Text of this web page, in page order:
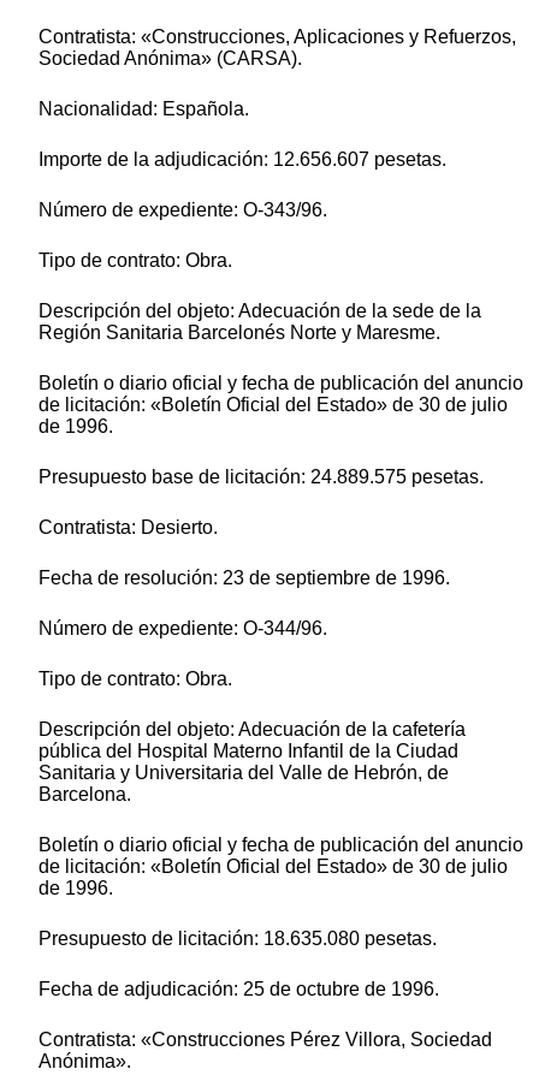
Contratista: «Construcciones, Aplicaciones y Refuerzos,
Sociedad Anónima» (CARSA).
Nacionalidad: Española.
Importe de la adjudicación: 12.656.607 pesetas.
Número de expediente: O-343/96.
Tipo de contrato: Obra.
Descripción del objeto: Adecuación de la sede de la
Región Sanitaria Barcelonés Norte y Maresme.
Boletín o diario oficial y fecha de publicación del anuncio
de licitación: «Boletín Oficial del Estado» de 30 de julio
de 1996.
Presupuesto base de licitación: 24.889.575 pesetas.
Contratista: Desierto.
Fecha de resolución: 23 de septiembre de 1996.
Número de expediente: O-344/96.
Tipo de contrato: Obra.
Descripción del objeto: Adecuación de la cafetería
pública del Hospital Materno Infantil de la Ciudad
Sanitaria y Universitaria del Valle de Hebrón, de
Barcelona.
Boletín o diario oficial y fecha de publicación del anuncio
de licitación: «Boletín Oficial del Estado» de 30 de julio
de 1996.
Presupuesto de licitación: 18.635.080 pesetas.
Fecha de adjudicación: 25 de octubre de 1996.
Contratista: «Construcciones Pérez Villora, Sociedad
Anónima».